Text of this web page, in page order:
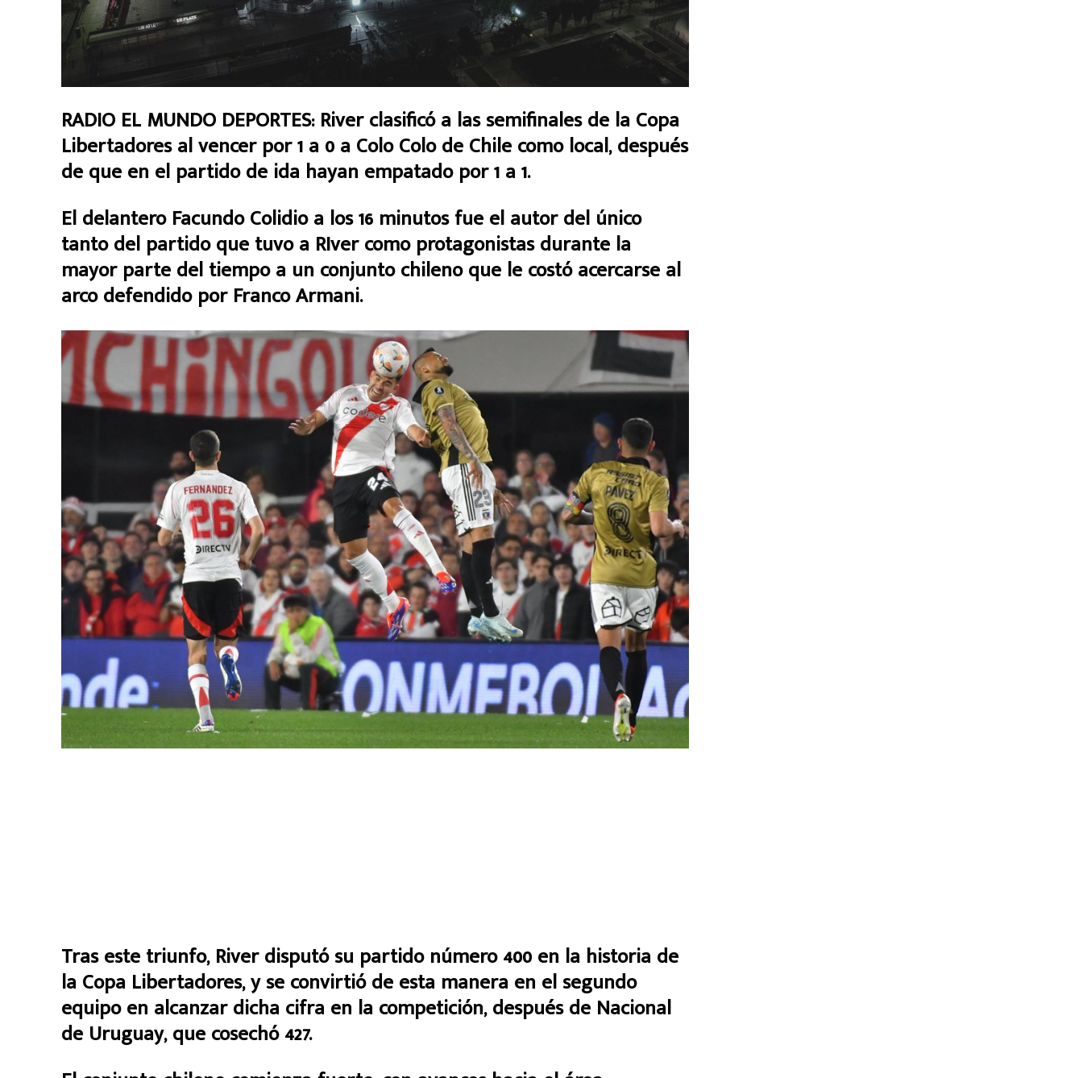
RADIO EL MUNDO DEPORTES: River clasificó a las semifinales de la Copa
Libertadores al vencer por 1 a 0 a Colo Colo de Chile como local, después
de que en el partido de ida hayan empatado por 1 a 1.
El delantero Facundo Colidio a los 16 minutos fue el autor del único
tanto del partido que tuvo a RIver como protagonistas durante la
mayor parte del tiempo a un conjunto chileno que le costó acercarse al
arco defendido por Franco Armani.
Tras este triunfo, River disputó su partido número 400 en la historia de
la Copa Libertadores, y se convirtió de esta manera en el segundo
equipo en alcanzar dicha cifra en la competición, después de Nacional
de Uruguay, que cosechó 427.